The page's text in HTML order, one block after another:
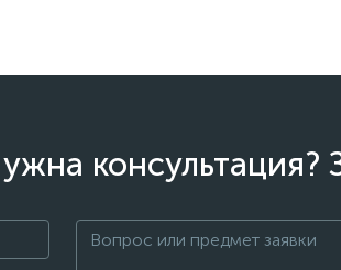
консультация?